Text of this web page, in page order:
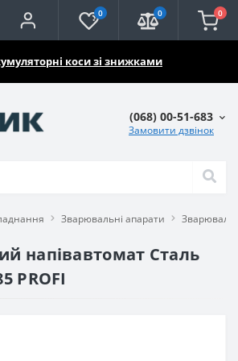
коси зі знижками
0 0 0
(068) 00-51-683
Замовити дзвінок
Зварювальні апарати
напівавтомат Сталь
PROFI